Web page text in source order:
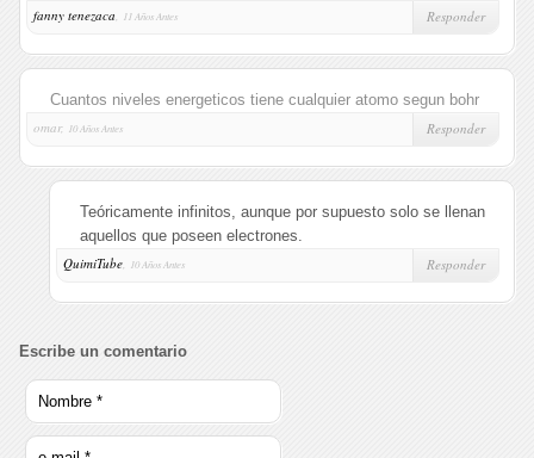
fanny tenezaca, 11 Años Antes Responder
Cuantos niveles energeticos tiene cualquier atomo segun bohr
omar, 10 Años Antes Responder
Teóricamente infinitos, aunque por supuesto solo se llenan
aquellos que poseen electrones.
QuimiTube, 10 Años Antes Responder
Escribe un comentario